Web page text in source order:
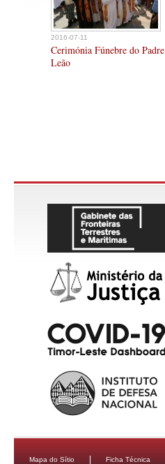
2016-07-11
Cerimónia Fúnebre do Padre
Leão
Mapa do Sítio Ficha Técnica